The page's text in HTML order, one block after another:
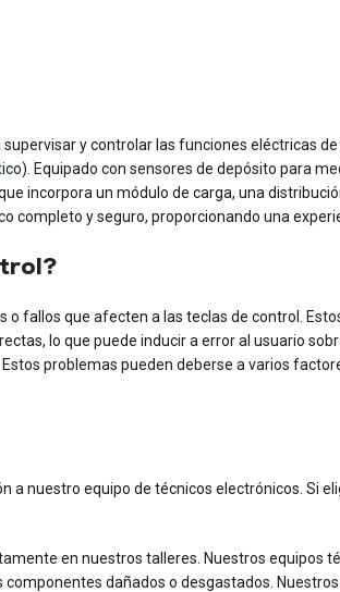
y controlar las funciones eléctricas
Equipado con sensores de depósito para
incorpora un módulo de carga, una
y seguro, proporcionando una
fallos que afecten a las teclas de control.
lo que puede inducir a error al usuario
problemas pueden deberse a varios
a nuestro equipo de técnicos electrónicos. Si
en nuestros talleres. Nuestros
dañados o desgastados.